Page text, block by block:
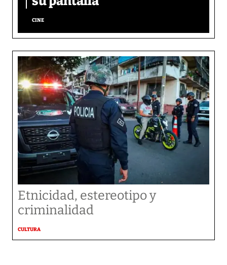
CINE
Etnicidad, estereotipo y
criminalidad
CULTURA